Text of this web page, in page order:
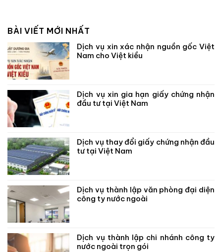
BÀI VIẾT MỚI NHẤT
Dịch vụ xin xác nhận nguồn gốc Việt
Nam cho Việt kiều
Dịch vụ xin gia hạn giấy chứng nhận
đầu tư tại Việt Nam
Dịch vụ thay đổi giấy chứng nhận đầu
tư tại Việt Nam
Dịch vụ thành lập văn phòng đại diện
công ty nước ngoài
Dịch vụ thành lập chi nhánh công ty
nước ngoài trọn gói